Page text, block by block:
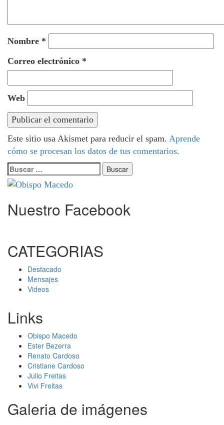
Nombre *
Correo electrónico *
Web
Este sitio usa Akismet para reducir el spam. Aprende
cómo se procesan los datos de tus comentarios.
Buscar:
Nuestro Facebook
CATEGORIAS
Destacado
Mensajes
Videos
Links
Obispo Macedo
Ester Bezerra
Renato Cardoso
Cristiane Cardoso
Julio Freitas
Vivi Freitas
Galeria de imágenes